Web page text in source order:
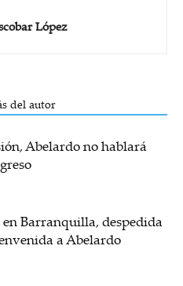
López
del autor
Abelardo no hablará
Barranquilla, despedida
a Abelardo